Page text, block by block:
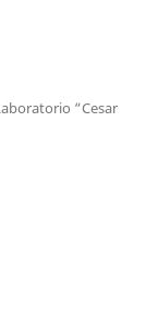
“Cesar